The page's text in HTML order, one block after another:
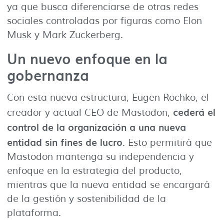
ya que busca diferenciarse de otras redes
sociales controladas por figuras como Elon
Musk y Mark Zuckerberg.
Un nuevo enfoque en la
gobernanza
Con esta nueva estructura, Eugen Rochko, el
creador y actual CEO de Mastodon, cederá el
control de la organización a una nueva
entidad sin fines de lucro. Esto permitirá que
Mastodon mantenga su independencia y
enfoque en la estrategia del producto,
mientras que la nueva entidad se encargará
de la gestión y sostenibilidad de la
plataforma.